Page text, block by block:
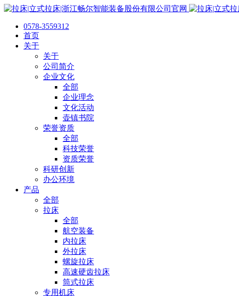
0578-3559312
首页
关于
关于
公司简介
企业文化
全部
企业理念
文化活动
壶镇书院
荣誉资质
全部
科技荣誉
资质荣誉
科研创新
办公环境
产品
全部
拉床
全部
航空装备
内拉床
外拉床
螺旋拉床
高速硬齿拉床
筒式拉床
专用机床